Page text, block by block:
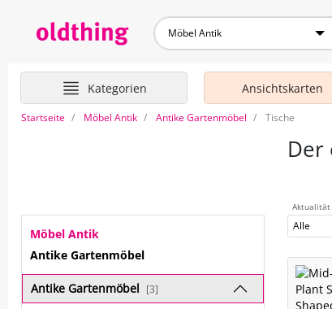
Möbel Antik
Kategorien Ansichtskarten
Startseite Möbel Antik Antike Gartenmöbel Tische
Der
Möbel Antik
Antike Gartenmöbel
Antike Gartenmöbel [3]
Aktualität
Alle